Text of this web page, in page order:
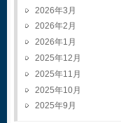
2026年3月
2026年2月
2026年1月
2025年12月
2025年11月
2025年10月
2025年9月